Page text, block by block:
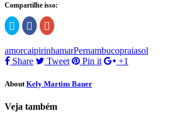
Compartilhe isso:
Clique
para
compartilhar
Twitter(abre
em
nova
Clique
para
compartilhar
Facebook(abre
em
nova
Compartilhe
no
em
nova
janela)
amorcaipirinhamarPernambucopraiasol
Share
Tweet Pin it +1
About Kely Martins Bauer
Veja também